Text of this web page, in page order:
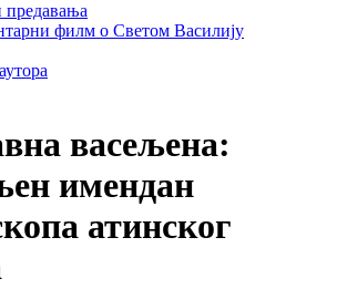
предавања
филм о Светом Василију
васељена:
имендан
атинског